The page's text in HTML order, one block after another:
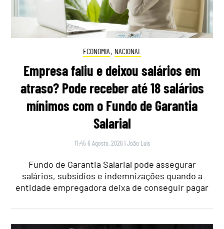
ECONOMIA , NACIONAL
Empresa faliu e deixou salários em
atraso? Pode receber até 18 salários
mínimos com o Fundo de Garantia
Salarial
11:45 6 Agosto, 2026 |João Luís
Fundo de Garantia Salarial pode assegurar
salários, subsídios e indemnizações quando a
entidade empregadora deixa de conseguir pagar